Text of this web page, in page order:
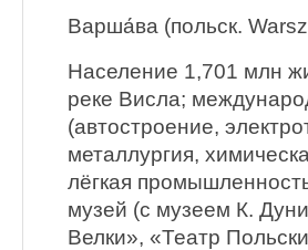
Варша́ва (польск.
Население 1,701 млн
реке Висла;
(автостроение,
металлургия,
лёгкая
музей (с музеем К.
Велки», «Театр